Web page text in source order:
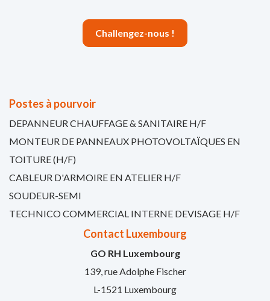
Challengez-nous !
Postes à pourvoir
DEPANNEUR CHAUFFAGE & SANITAIRE H/F
MONTEUR DE PANNEAUX PHOTOVOLTAÏQUES EN
TOITURE (H/F)
CABLEUR D'ARMOIRE EN ATELIER H/F
SOUDEUR-SEMI
TECHNICO COMMERCIAL INTERNE DEVISAGE H/F
Contact Luxembourg
GO RH Luxembourg
139, rue Adolphe Fischer
L-1521 Luxembourg